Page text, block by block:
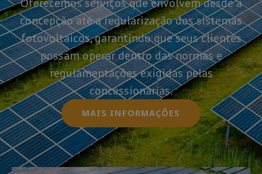
concepção até a regularização dos sistemas
fotovoltaicos, garantindo que seus clientes
possam operar dentro das normas e
regulamentações exigidas pelas
concessionárias.
MAIS INFORMAÇÕES